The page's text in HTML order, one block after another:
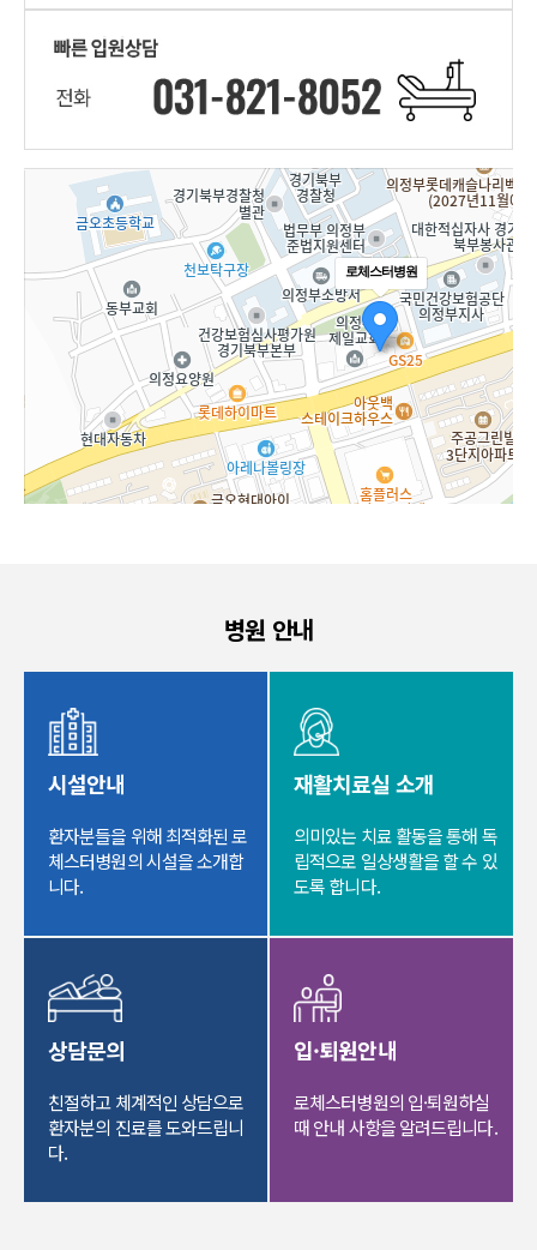
로체스터병원
병원 안내
시설안내
환자분들을 위해 최적화된로
체스터병원의시설을 소개합
니다.
재활치료실 소개
의미있는 치료 활동을 통해독
립적으로 일상생활을할 수 있
도록 합니다.
상담문의
친절하고 체계적인 상담으로
환자분의 진료를 도와드립니
다.
입·퇴원안내
로체스터병원의 입·퇴원하실
때 안내 사항을알려드립니다.